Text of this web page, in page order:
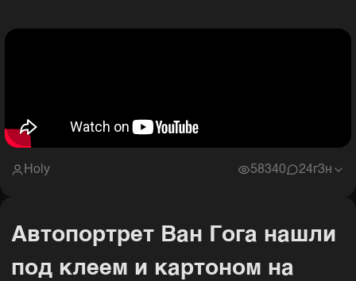
Holy 58340 24г3н
Автопортрет Ван Гога нашли
под клеем и картоном на